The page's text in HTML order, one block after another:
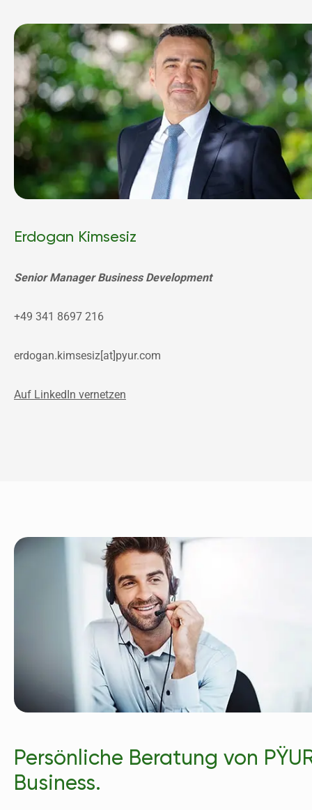
Erdogan Kimsesiz
Senior Manager Business Development
+49 341 8697 216
erdogan.kimsesiz[at]pyur.com
Auf LinkedIn vernetzen
Persönliche Beratung von
Business.